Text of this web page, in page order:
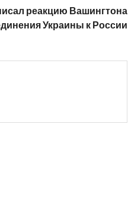
реакцию Вашингтона
Украины к России